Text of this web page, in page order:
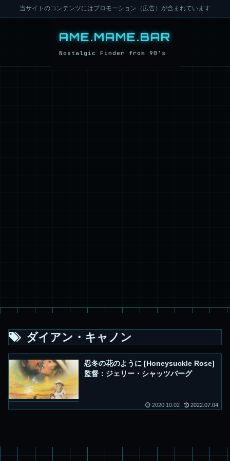
当サイトのコンテンツにはプロモーション（広告）が含まれています
ダイアン・キャノン
忍冬の花のように [Honeysuckle Rose]
監督：ジェリー・シャッツバーグ
2020.10.02 2022.07.04